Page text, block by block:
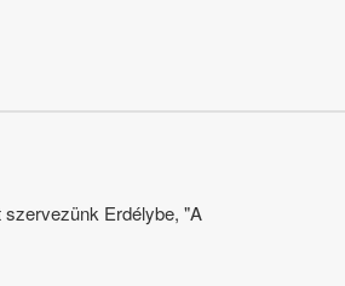
Erdélybe, "A